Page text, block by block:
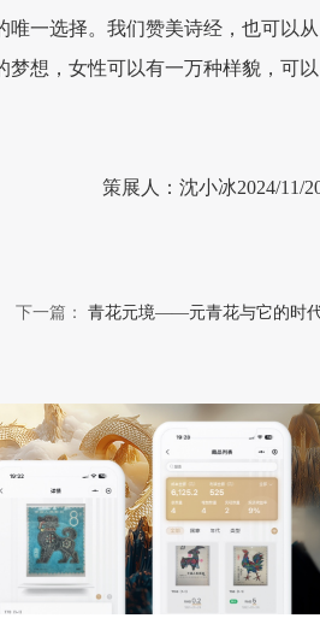
一选择。我们赞美诗经，也可以从
想，女性可以有一万种样貌，可以
策展人：沈小冰2024/11/
下一篇： 青花元境——元青花与它的时